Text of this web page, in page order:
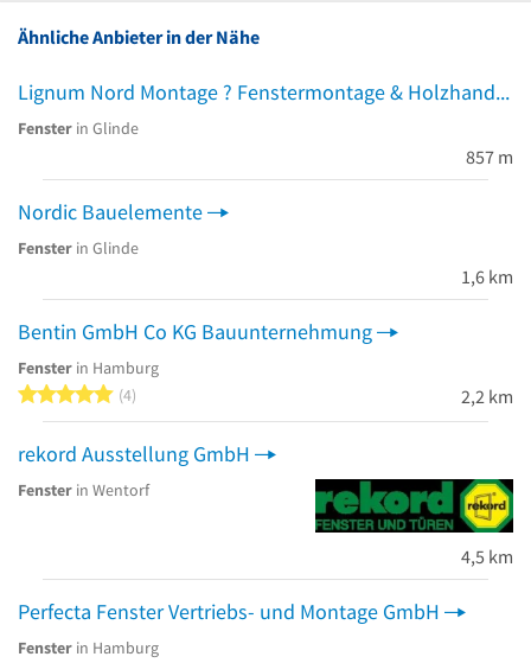
Ähnliche Anbieter in der Nähe
Lignum Nord Montage ? Fenstermontage & Holzhandwerk
Fenster in Glinde
857 m
Nordic Bauelemente
Fenster in Glinde
1,6 km
Bentin GmbH Co KG Bauunternehmung
Fenster in Hamburg
5 von 5 Sternen
4 2,2 km
rekord Ausstellung GmbH
Fenster in Wentorf
4,5 km
Perfecta Fenster Vertriebs- und Montage GmbH
Fenster in Hamburg